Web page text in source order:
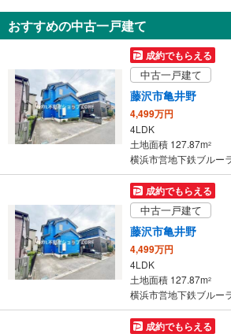
藤沢市亀井野1丁目
6,495万円
4LDK＋SIC＋小屋裏収納
土地面積 127.25m
おすすめの中古一戸建て
成約でもらえる
中古一戸建て
藤沢市亀井野
4,499万円
4LDK
土地面積 127.87m2
成約でもらえる
中古一戸建て
藤沢市亀井野
4,499万円
4LDK
土地面積 127.87m2
成約でもらえる